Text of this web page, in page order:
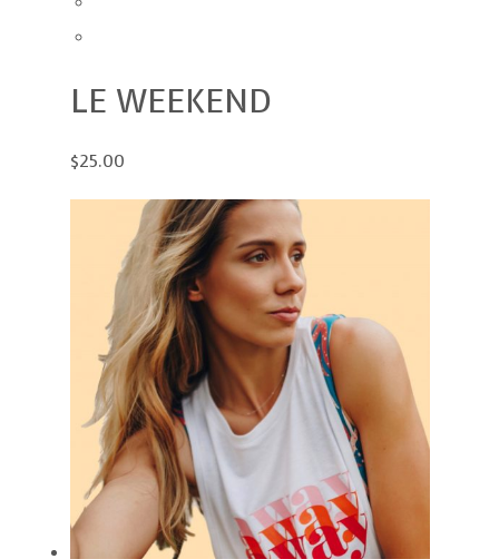
LE WEEKEND
$25.00